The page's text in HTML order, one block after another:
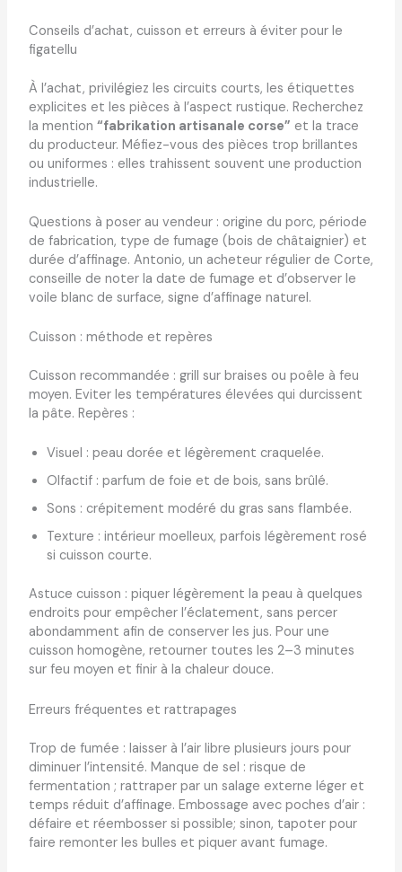
Conseils d’achat, cuisson et erreurs à éviter pour le
figatellu
À l’achat, privilégiez les circuits courts, les étiquettes
explicites et les pièces à l’aspect rustique. Recherchez
la mention “fabrikation artisanale corse” et la trace
du producteur. Méfiez-vous des pièces trop brillantes
ou uniformes : elles trahissent souvent une production
industrielle.
Questions à poser au vendeur : origine du porc, période
de fabrication, type de fumage (bois de châtaignier) et
durée d’affinage. Antonio, un acheteur régulier de Corte,
conseille de noter la date de fumage et d’observer le
voile blanc de surface, signe d’affinage naturel.
Cuisson : méthode et repères
Cuisson recommandée : grill sur braises ou poêle à feu
moyen. Eviter les températures élevées qui durcissent
la pâte. Repères :
Visuel : peau dorée et légèrement craquelée.
Olfactif : parfum de foie et de bois, sans brûlé.
Sons : crépitement modéré du gras sans flambée.
Texture : intérieur moelleux, parfois légèrement rosé
si cuisson courte.
Astuce cuisson : piquer légèrement la peau à quelques
endroits pour empêcher l’éclatement, sans percer
abondamment afin de conserver les jus. Pour une
cuisson homogène, retourner toutes les 2–3 minutes
sur feu moyen et finir à la chaleur douce.
Erreurs fréquentes et rattrapages
Trop de fumée : laisser à l’air libre plusieurs jours pour
diminuer l’intensité. Manque de sel : risque de
fermentation ; rattraper par un salage externe léger et
temps réduit d’affinage. Embossage avec poches d’air :
défaire et réembosser si possible; sinon, tapoter pour
faire remonter les bulles et piquer avant fumage.